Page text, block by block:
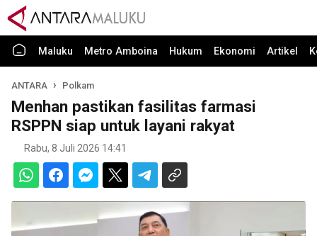
Maluku Metro Amboina Hukum Ekonomi Artikel
ANTARA Polkam
Menhan pastikan fasilitas farmasi
RSPPN siap untuk layani rakyat
Rabu, 8 Juli 2026 14:41